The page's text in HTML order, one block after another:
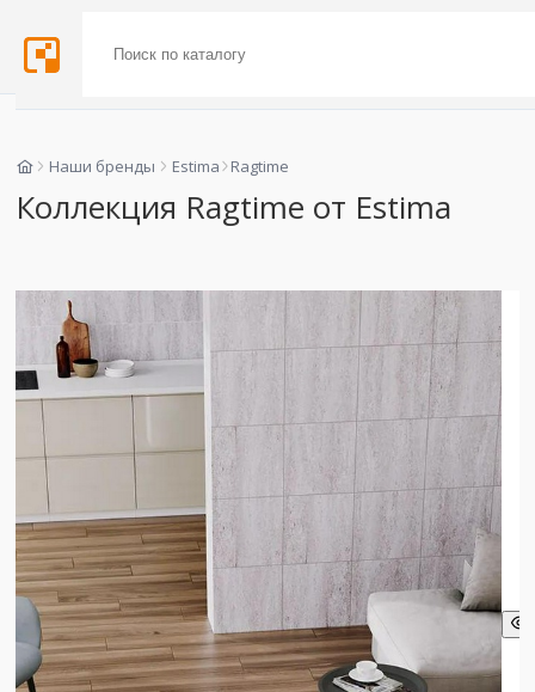
Наши бренды Estima Ragtime
Коллекция Ragtime от Estima